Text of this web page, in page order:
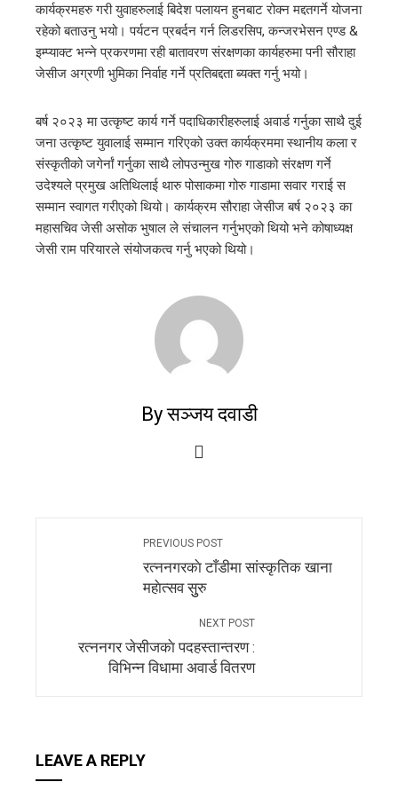
कार्यक्रमहरु गरी युवाहरुलाई बिदेश पलायन हुनबाट रोक्न मद्दतगर्ने योजना
रहेको बताउनु भयो। पर्यटन प्रबर्दन गर्न लिडरसिप, कन्जरभेसन एण्ड &
इम्प्याक्ट भन्ने प्रकरणमा रही बातावरण संरक्षणका कार्यहरुमा पनी सौराहा
जेसीज अग्रणी भुमिका निर्वाह गर्ने प्रतिबद्दता ब्यक्त गर्नु भयो।
बर्ष २०२३ मा उत्कृष्ट कार्य गर्ने पदाधिकारीहरुलाई अवार्ड गर्नुका साथै दुई
जना उत्कृष्ट युवालाई सम्मान गरिएको उक्त कार्यक्रममा स्थानीय कला र
संस्कृतीको जगेर्नां गर्नुका साथै लोपउन्मुख गोरु गाडाको संरक्षण गर्ने
उदेश्यले प्रमुख अतिथिलाई थारु पोसाकमा गोरु गाडामा सवार गराई स
सम्मान स्वागत गरीएको थियो। कार्यक्रम सौराहा जेसीज बर्ष २०२३ का
महासचिव जेसी असोक भुषाल ले संचालन गर्नुभएको थियो भने कोषाध्यक्ष
जेसी राम परियारले संयोजकत्व गर्नु भएको थियो।
By सञ्जय दवाडी
PREVIOUS POST
रत्ननगरकाे टाँडीमा सांस्कृतिक खाना
महाेत्सव सुुरु
NEXT POST
रत्ननगर जेसीजकाे पदहस्तान्तरण :
विभिन्न विधामा अवार्ड वितरण
LEAVE A REPLY